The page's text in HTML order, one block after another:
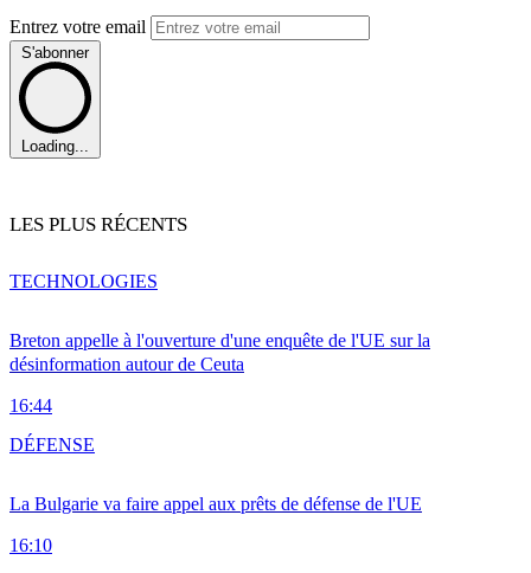
Entrez votre email
S'abonner
Loading...
LES PLUS RÉCENTS
Breton appelle à l'ouverture d'une enquête de l'UE sur la
désinformation autour de Ceuta
16:44
TECHNOLOGIES
La Bulgarie va faire appel aux prêts de défense de l'UE
16:10
DÉFENSE